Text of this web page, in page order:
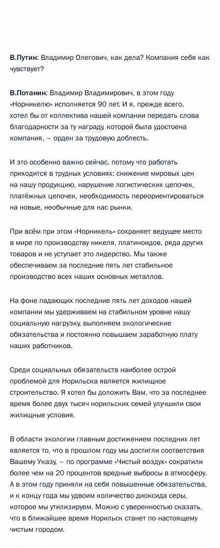
В.Путин: Владимир Олегович, как дела? Компания себя как
чувствует?
В.Потанин: Владимир Владимирович, в этом году
«Норникелю» исполняется 90 лет. И я, прежде всего,
хотел бы от коллектива нашей компании передать слова
благодарности за ту награду, которой была удостоена
компания, – орден за трудовую доблесть.
И это особенно важно сейчас, потому что работать
приходится в трудных условиях: снижение мировых цен
на нашу продукцию, нарушение логистических цепочек,
платёжных цепочек, необходимость переориентироваться
на новые, необычные для нас рынки.
При всём при этом «Норникель» сохраняет ведущее место
в мире по производству никеля, платиноидов, ряда других
товаров и не уступает это лидерство. Мы также
обеспечиваем за последние пять лет стабильное
производство всех наших основных металлов.
На фоне падающих последние пять лет доходов нашей
компании мы удерживаем на стабильном уровне нашу
социальную нагрузку, выполняем экологические
обязательства и постоянно повышаем заработную плату
наших работников.
Среди социальных обязательств наиболее острой
проблемой для Норильска является жилищное
строительство. Я хотел бы доложить Вам, что за последнее
время более двух тысяч норильских семей улучшили свои
жилищные условия.
В области экологии главным достижением последних лет
является то, что в прошлом году мы достигли соответствия
Вашему Указу, – по программе «Чистый воздух» сократили
более чем на 20 процентов вредные выбросы в атмосферу.
А в этом году приняли на себя повышенные обязательства,
и к концу года мы удвоим количество диоксида серы,
которое мы утилизируем. Можно с уверенностью сказать,
что в ближайшее время Норильск станет по-настоящему
чистым городом.